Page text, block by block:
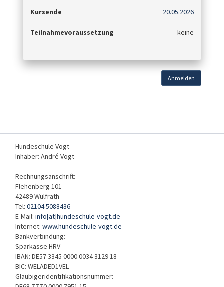
Kursende 20.05.2026
Teilnahmevoraussetzung keine
Anmelden
Hundeschule Vogt
Inhaber: André Vogt
Rechnungsanschrift:
Flehenberg 101
42489 Wülfrath
Tel: 02104 5088436
E-Mail: info[at]hundeschule-vogt.de
Internet: www.hundeschule-vogt.de
Bankverbindung:
Sparkasse HRV
IBAN: DE57 3345 0000 0034 3129 18
BIC: WELADED1VEL
Gläubigeridentifikationsnummer: